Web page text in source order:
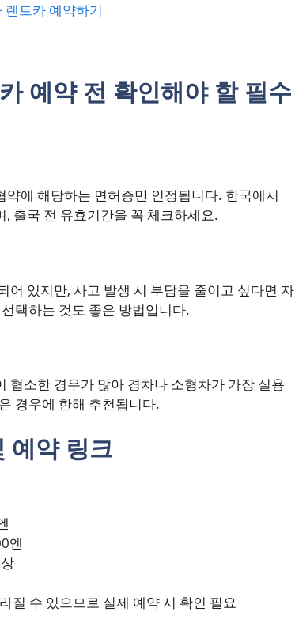
렌트카 예약하기
예약 전 확인해야 할 필수
에 해당하는 면허증만 인정됩니다. 한국에서
출국 전 유효기간을 꼭 체크하세요.
어 있지만, 사고 발생 시 부담을 줄이고 싶다면 자
택하는 것도 좋은 방법입니다.
협소한 경우가 많아 경차나 소형차가 가장 실용
경우에 한해 추천됩니다.
예약 링크
엔
질 수 있으므로 실제 예약 시 확인 필요